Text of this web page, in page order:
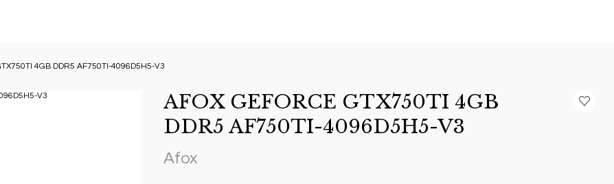
4GB DDR5 AF750TI-4096D5H5-V3
AFOX GEFORCE GTX750TI 4GB
DDR5 AF750TI-4096D5H5-V3
Afox